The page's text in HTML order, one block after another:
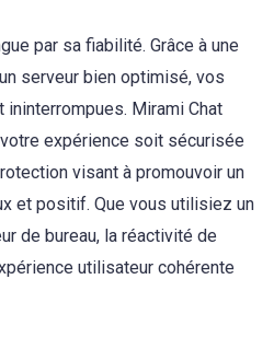
par sa fiabilité. Grâce à une
serveur bien optimisé, vos
Mirami Chat
expérience soit sécurisée
visant à promouvoir un
et positif. Que vous utilisiez un
de bureau, la réactivité de
utilisateur cohérente